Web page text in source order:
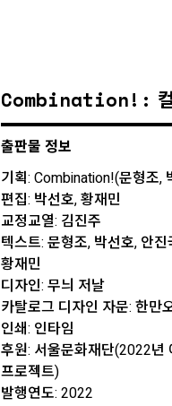
Combination!: 컬
출판물 정보
기획: Combination!(문형조,
편집: 박선호, 황재민
교정교열: 김진주
텍스트: 문형조, 박선호, 안
황재민
디자인: 무늬 저날
카탈로그 디자인 자문: 한만
인쇄: 인타임
후원: 서울문화재단(2022년
프로젝트)
발행연도: 2022